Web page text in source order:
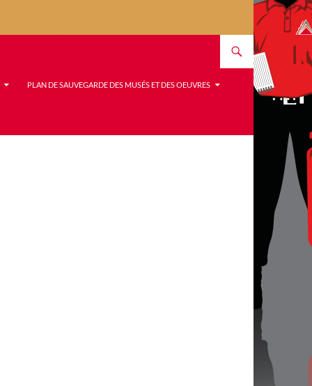
PLAN DE SAUVEGARDE DES MUSÉS ET DES OEUVRES